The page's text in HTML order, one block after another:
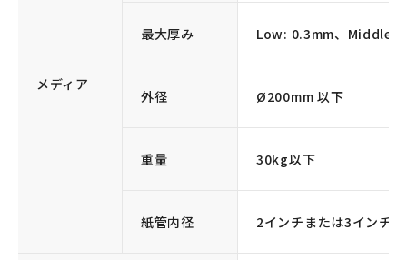
メディア
最大厚み Low: 0.3mm、Middle:
外径 Ø200mm 以下
重量 30kg以下
紙管内径 2インチまたは3インチ